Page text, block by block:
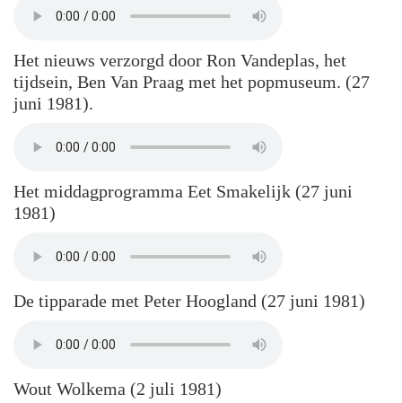
Het nieuws verzorgd door Ron Vandeplas, het
tijdsein, Ben Van Praag met het popmuseum. (27
juni 1981).
Het middagprogramma Eet Smakelijk (27 juni
1981)
De tipparade met Peter Hoogland (27 juni 1981)
Wout Wolkema (2 juli 1981)